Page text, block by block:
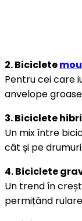
2. Biciclete
Pentru cei care
anvelope
3. Biciclete
Un mix între
cât și pe
4. Biciclete
Un trend în
permițând